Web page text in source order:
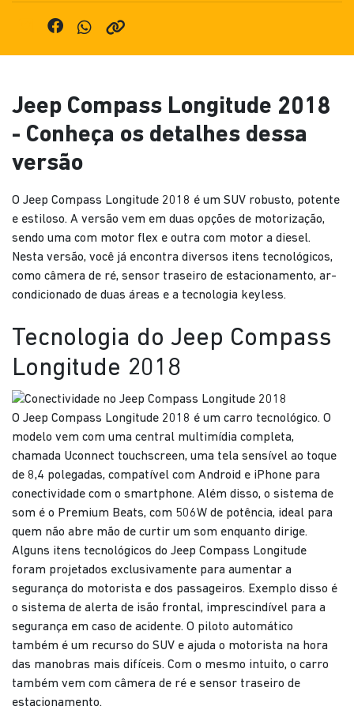
Jeep Compass Longitude 2018
- Conheça os detalhes dessa
versão
O Jeep Compass Longitude 2018 é um SUV robusto, potente
e estiloso. A versão vem em duas opções de motorização,
sendo uma com motor flex e outra com motor a diesel.
Nesta versão, você já encontra diversos itens tecnológicos,
como câmera de ré, sensor traseiro de estacionamento, ar-
condicionado de duas áreas e a tecnologia keyless.
Tecnologia do Jeep Compass
Longitude 2018
O Jeep Compass Longitude 2018 é um carro tecnológico. O
modelo vem com uma central multimídia completa,
chamada Uconnect touchscreen, uma tela sensível ao toque
de 8,4 polegadas, compatível com Android e iPhone para
conectividade com o smartphone. Além disso, o sistema de
som é o Premium Beats, com 506W de potência, ideal para
quem não abre mão de curtir um som enquanto dirige.
Alguns itens tecnológicos do Jeep Compass Longitude
foram projetados exclusivamente para aumentar a
segurança do motorista e dos passageiros. Exemplo disso é
o sistema de alerta de isão frontal, imprescindível para a
segurança em caso de acidente. O piloto automático
também é um recurso do SUV e ajuda o motorista na hora
das manobras mais difíceis. Com o mesmo intuito, o carro
também vem com câmera de ré e sensor traseiro de
estacionamento.